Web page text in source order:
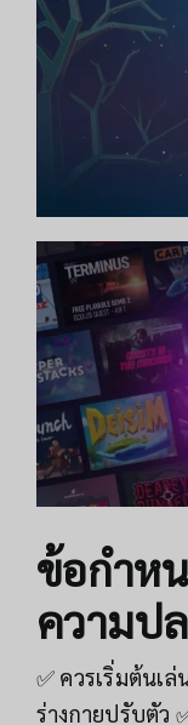
ข้อกำห
ความป
✅ ควรเริ่มต้นเ
ร่างกายปรับตัว